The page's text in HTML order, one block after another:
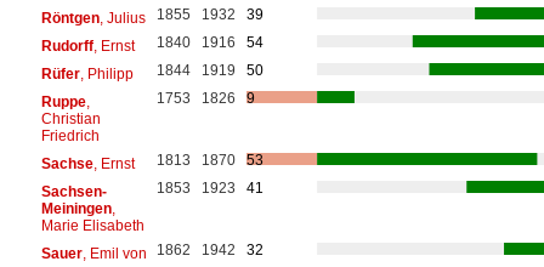
Röntgen, Julius 1855 1932
39
Rudorff, Ernst 1840 1916
54
Rüfer, Philipp 1844 1919
50
Ruppe,
Christian
Friedrich
1753 1826 9
Sachse, Ernst 1813 1870
53
Sachsen-
Meiningen,
Marie Elisabeth
1853 1923 41
Sauer, Emil von 1862 1942
32